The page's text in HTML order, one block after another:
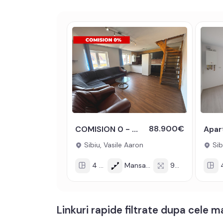
COMISION 0 - Apartament decomandat 4 camere 90 mpu Vasile Aaron Sibiu 88.900€
Sibiu, Vasile Aaron
4 cam Mansarda/4 90 mp 4
Linkuri rapide filtrate dupa cele